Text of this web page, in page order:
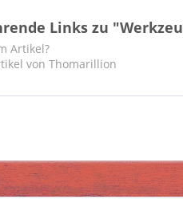
Links zu
Artikel?
von Thomarillion